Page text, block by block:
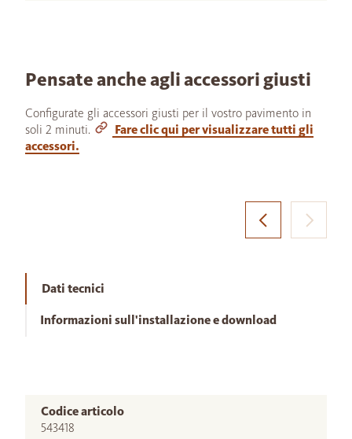
Pensate anche agli accessori giusti
Configurate gli accessori giusti per il vostro pavimento in
soli 2 minuti.
Fare clic qui per visualizzare tutti gli
accessori.
Dati tecnici
Informazioni sull'installazione e download
Codice articolo
543418